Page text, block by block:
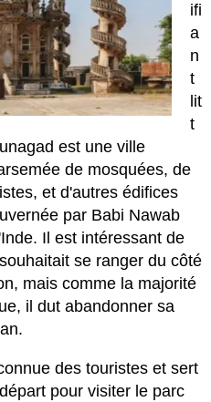
ifi
a
n
t
lit
t
est une ville
de mosquées, de
et d'autres édifices
par Babi Nawab
Il est intéressant de
se ranger du côté
mais comme la majorité
il dut abandonner sa
des touristes et sert
pour visiter le parc